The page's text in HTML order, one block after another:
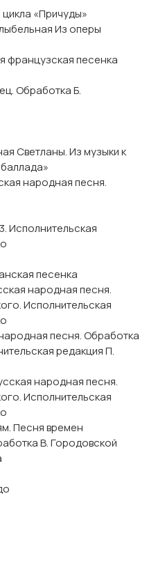
«Причуды»
Из оперы
французская песенка
Обработка Б.
Светланы. Из музыки к
народная песня.
Исполнительская
песенка
народная песня.
Исполнительская
песня. Обработка
редакция П.
народная песня.
Исполнительская
Песня времен
В. Городовской